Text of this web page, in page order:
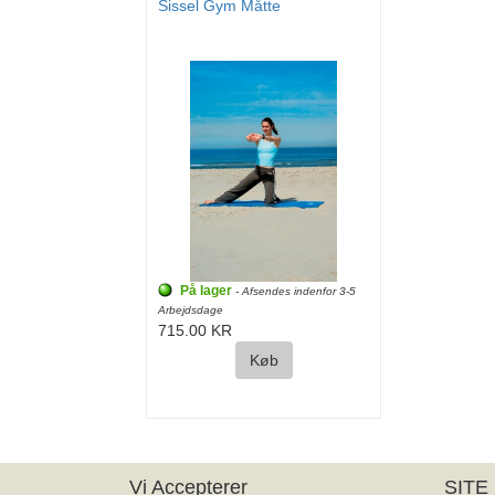
Sissel Gym Måtte
På lager - Afsendes indenfor 3-5
Arbejdsdage
715.00 KR
Køb
Vi Accepterer SITE